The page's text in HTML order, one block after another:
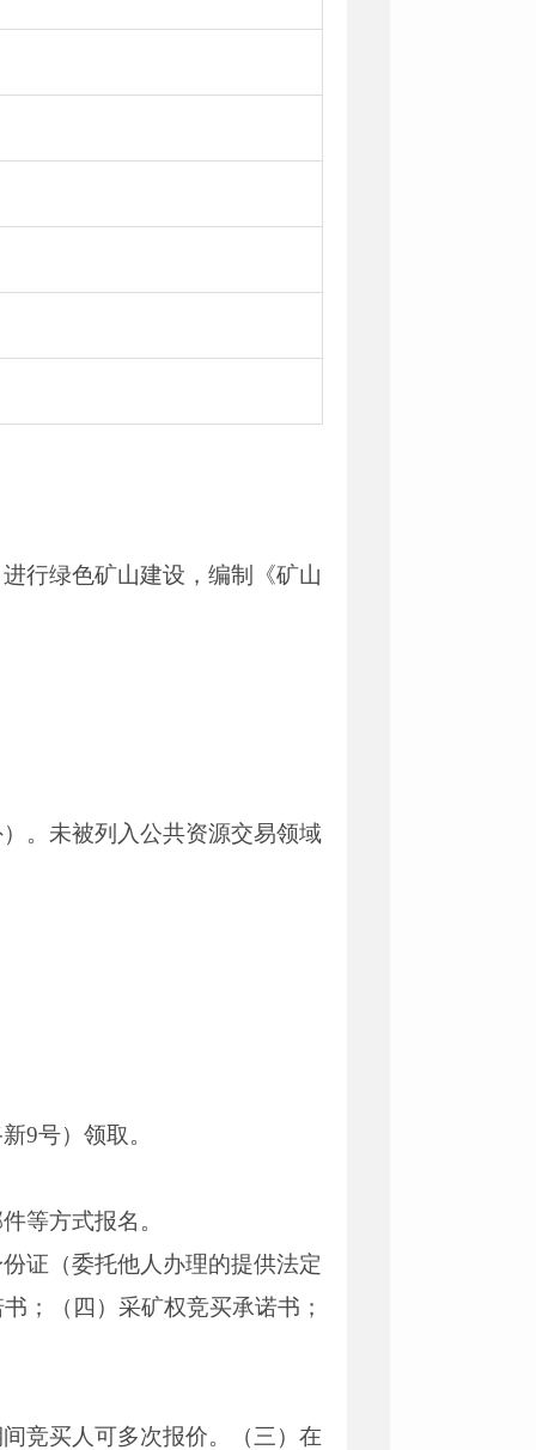
行绿色矿山建设，编制《矿山
。未被列入公共资源交易领域
9号）领取。
等方式报名。
证（委托他人办理的提供法定
；（四）采矿权竞买承诺书；
竞买人可多次报价。（三）在